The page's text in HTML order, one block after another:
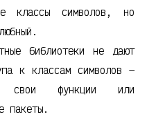
классы символов, но
библиотеки не дают
к классам символов —
свои функции или
пакеты.